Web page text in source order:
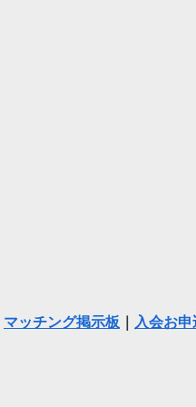
マッチング掲示板 入会お